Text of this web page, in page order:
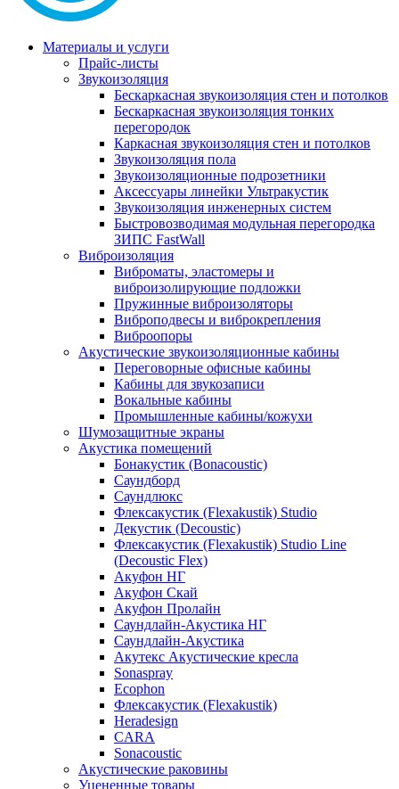
Материалы и услуги
Прайс-листы
Звукоизоляция
Бескаркасная звукоизоляция стен и потолков
Бескаркасная звукоизоляция тонких
перегородок
Каркасная звукоизоляция стен и потолков
Звукоизоляция пола
Звукоизоляционные подрозетники
Аксессуары линейки Ультракустик
Звукоизоляция инженерных систем
Быстровозводимая модульная перегородка
ЗИПС FastWall
Виброизоляция
Виброматы, эластомеры и
виброизолирующие подложки
Пружинные виброизоляторы
Виброподвесы и виброкрепления
Виброопоры
Акустические звукоизоляционные кабины
Переговорные офисные кабины
Кабины для звукозаписи
Вокальные кабины
Промышленные кабины/кожухи
Шумозащитные экраны
Акустика помещений
Бонакустик (Bonacoustic)
Саундборд
Саундлюкс
Флексакустик (Flexakustik) Studio
Декустик (Decoustic)
Флексакустик (Flexakustik) Studio Line
(Decoustic Flex)
Акуфон НГ
Акуфон Скай
Акуфон Пролайн
Саундлайн-Акустика НГ
Саундлайн-Акустика
Акутекс Акустические кресла
Sonaspray
Ecophon
Флексакустик (Flexakustik)
Heradesign
CARA
Sonacoustic
Акустические раковины
Уцененные товары